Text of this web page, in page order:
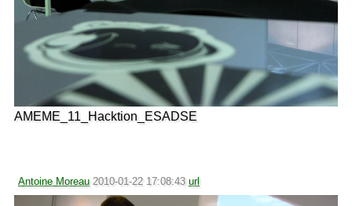
AMEME_11_Hacktion_ESADSE
Antoine Moreau 2010-01-22 17:08:43 url